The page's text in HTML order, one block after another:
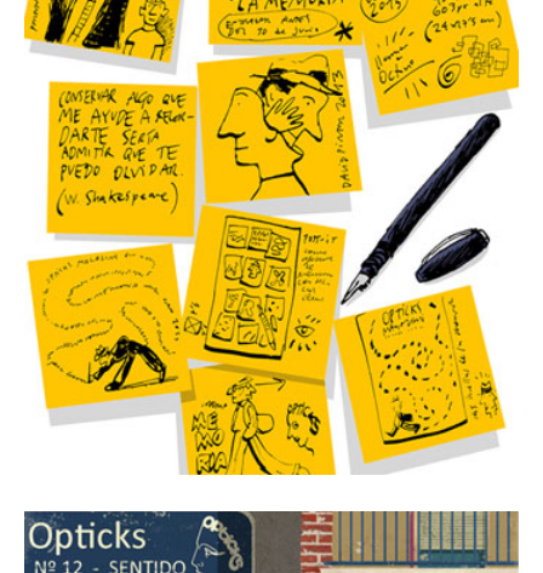
1 julio, 2013
Revista Número 13